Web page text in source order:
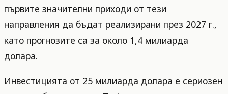
първите значителни приходи от тези
направления да бъдат реализирани през 2027 г.,
като прогнозите са за около 1,4 милиарда
долара.
Инвестицията от 25 милиарда долара е сериозен